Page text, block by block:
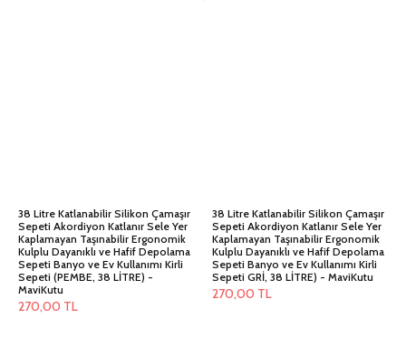
38 Litre Katlanabilir Silikon Çamaşır
Sepeti Akordiyon Katlanır Sele Yer
Kaplamayan Taşınabilir Ergonomik
Kulplu Dayanıklı ve Hafif Depolama
Sepeti Banyo ve Ev Kullanımı Kirli
Sepeti (PEMBE, 38 LİTRE) -
MaviKutu
270,00 TL
38 Litre Katlanabilir Silikon Çamaşır
Sepeti Akordiyon Katlanır Sele Yer
Kaplamayan Taşınabilir Ergonomik
Kulplu Dayanıklı ve Hafif Depolama
Sepeti Banyo ve Ev Kullanımı Kirli
Sepeti GRİ, 38 LİTRE) - MaviKutu
270,00 TL